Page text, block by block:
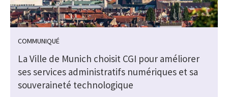
COMMUNIQUÉ
La Ville de Munich choisit CGI pour améliorer
ses services administratifs numériques et sa
souveraineté technologique